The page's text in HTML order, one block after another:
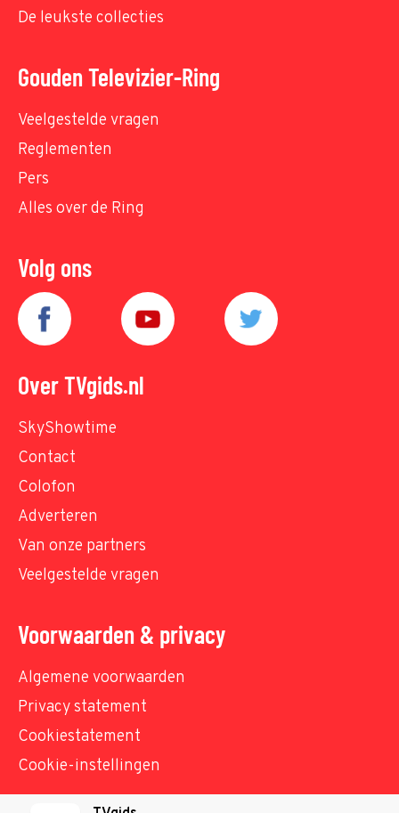
De leukste collecties
Gouden Televizier-Ring
Veelgestelde vragen
Reglementen
Pers
Alles over de Ring
Volg ons
Over TVgids.nl
SkyShowtime
Contact
Colofon
Adverteren
Van onze partners
Veelgestelde vragen
Voorwaarden & privacy
Algemene voorwaarden
Privacy statement
Cookiestatement
Cookie-instellingen